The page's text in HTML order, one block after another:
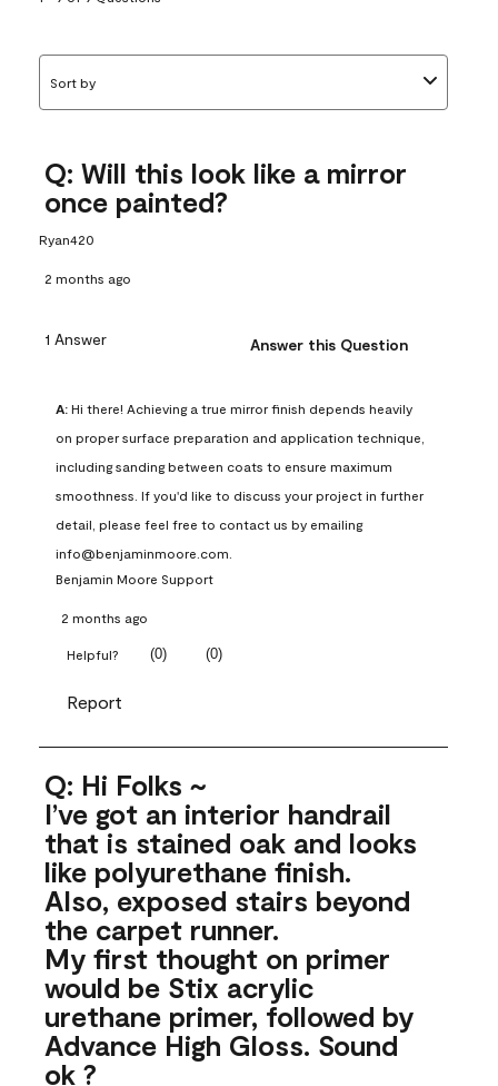
Sort by
Q: Will this look like a mirror
once painted?
Ryan420
2 months ago
1 Answer Answer this Question
A: Hi there! Achieving a true mirror finish depends heavily
on proper surface preparation and application technique,
including sanding between coats to ensure maximum
smoothness. If you'd like to discuss your project in further
detail, please feel free to contact us by emailing
info@benjaminmoore.com.
Benjamin Moore Support
2 months ago
Helpful? (0) (0)
Report
Q: Hi Folks ~
I’ve got an interior handrail
that is stained oak and looks
like polyurethane finish.
Also, exposed stairs beyond
the carpet runner.
My first thought on primer
would be Stix acrylic
urethane primer, followed by
Advance High Gloss. Sound
ok ?